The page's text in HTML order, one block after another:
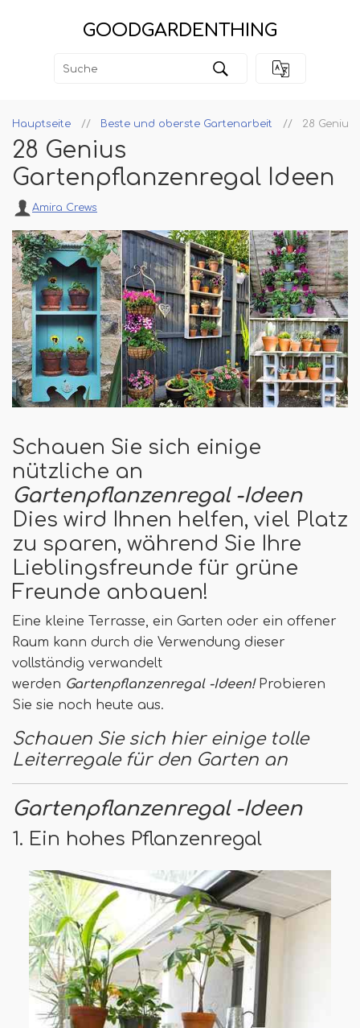
GOODGARDENTHING
Hauptseite Beste und oberste Gartenarbeit 28
28 Genius
Gartenpflanzenregal Ideen
Amira Crews
Schauen Sie sich einige
nützliche an
Gartenpflanzenregal -Ideen
Dies wird Ihnen helfen, viel Platz
zu sparen, während Sie Ihre
Lieblingsfreunde für grüne
Freunde anbauen!
Eine kleine Terrasse, ein Garten oder ein offener
Raum kann durch die Verwendung dieser
vollständig verwandelt
werden Gartenpflanzenregal -Ideen!Probieren
Sie sie noch heute aus.
Schauen Sie sich hier einige tolle
Leiterregale für den Garten an
Gartenpflanzenregal -Ideen
1. Ein hohes Pflanzenregal